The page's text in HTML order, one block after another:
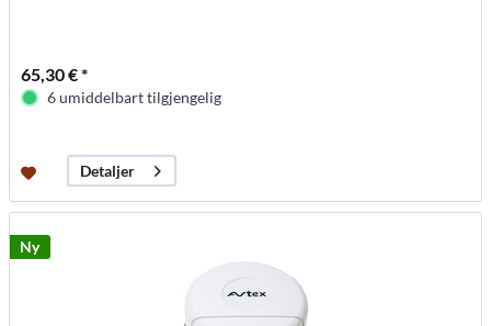
65,30 € *
6 umiddelbart tilgjengelig
Detaljer
Ny